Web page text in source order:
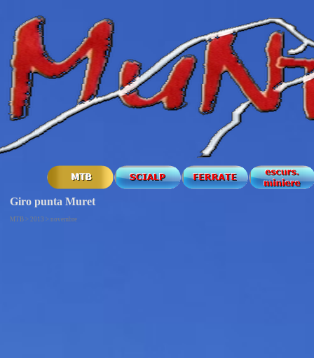
Giro punta Muret
MTB > 2013 > novembre